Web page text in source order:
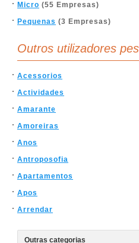
Micro (55 Empresas)
Pequenas (3 Empresas)
Outros utilizadores
Acessorios
Actividades
Amarante
Amoreiras
Anos
Antroposofia
Apartamentos
Apos
Arrendar